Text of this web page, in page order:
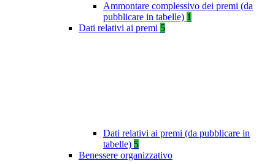
Ammontare complessivo dei premi (da
pubblicare in tabelle) 1
Dati relativi ai premi 5
Dati relativi ai premi (da pubblicare in
tabelle) 5
Benessere organizzativo